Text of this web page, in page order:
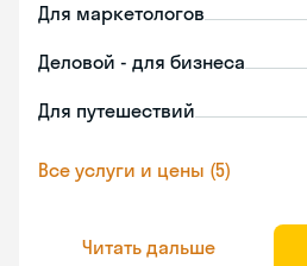
Для маркетологов
Деловой - для бизнеса
Для путешествий
Все услуги и цены (5)
Читать дальше